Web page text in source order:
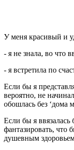
У меня красивый и
- я не знала, во что
- я встретила по
Если бы я
вероятно, не
обошлась без ‘дома
Если бы я ввязалась
фантазировать, что
душевным